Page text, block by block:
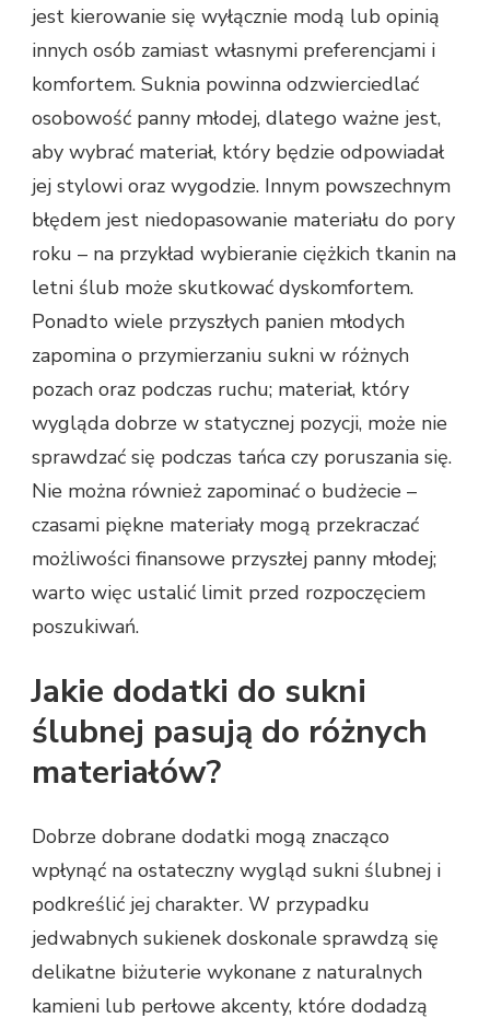
jest kierowanie się wyłącznie modą lub opinią
innych osób zamiast własnymi preferencjami i
komfortem. Suknia powinna odzwierciedlać
osobowość panny młodej, dlatego ważne jest,
aby wybrać materiał, który będzie odpowiadał
jej stylowi oraz wygodzie. Innym powszechnym
błędem jest niedopasowanie materiału do pory
roku – na przykład wybieranie ciężkich tkanin na
letni ślub może skutkować dyskomfortem.
Ponadto wiele przyszłych panien młodych
zapomina o przymierzaniu sukni w różnych
pozach oraz podczas ruchu; materiał, który
wygląda dobrze w statycznej pozycji, może nie
sprawdzać się podczas tańca czy poruszania się.
Nie można również zapominać o budżecie –
czasami piękne materiały mogą przekraczać
możliwości finansowe przyszłej panny młodej;
warto więc ustalić limit przed rozpoczęciem
poszukiwań.
Jakie dodatki do sukni
ślubnej pasują do różnych
materiałów?
Dobrze dobrane dodatki mogą znacząco
wpłynąć na ostateczny wygląd sukni ślubnej i
podkreślić jej charakter. W przypadku
jedwabnych sukienek doskonale sprawdzą się
delikatne biżuterie wykonane z naturalnych
kamieni lub perłowe akcenty, które dodadzą